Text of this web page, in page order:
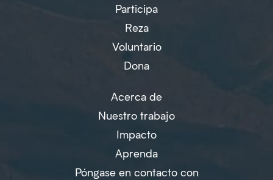
Participa
Reza
Voluntario
Dona
Acerca de
Nuestro trabajo
Impacto
Aprenda
Póngase en contacto con